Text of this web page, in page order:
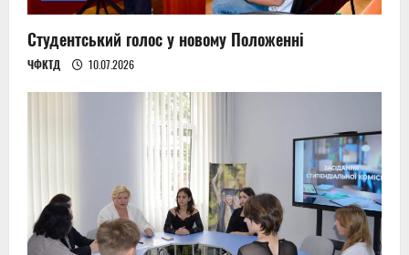
Студентський голос у новому Положенні
ЧФКТД 10.07.2026